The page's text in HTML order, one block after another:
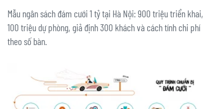
Mẫu ngân sách đám cưới 1 tỷ tại Hà Nội: 900 triệu triển khai,
100 triệu dự phòng, giả định 300 khách và cách tính chi phí
theo số bàn.